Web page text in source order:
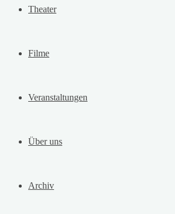
Theater
Filme
Veranstaltungen
Über uns
Archiv